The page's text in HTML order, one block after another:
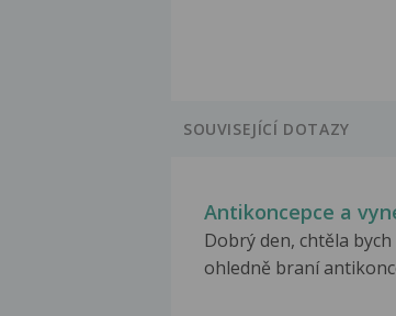
SOUVISEJÍCÍ DOTAZY
Antikoncepce a
Dobrý den, chtěla
ohledně braní